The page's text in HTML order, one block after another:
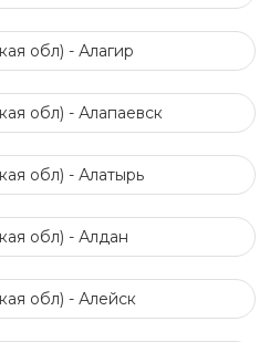
обл) - Алагир
обл) - Алапаевск
обл) - Алатырь
обл) - Алдан
обл) - Алейск